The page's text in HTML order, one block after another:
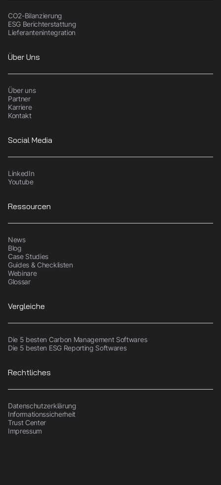
CO2-Bilanzierung
ESG Berichterstattung
Lieferantenintegration
Über Uns
Über uns
Partner
Karriere
Kontakt
Social Media
LinkedIn
Youtube
Ressourcen
News
Blog
Case Studies
Guides & Checklisten
Webinare
Glossar
Vergleiche
Die 5 besten Carbon Management Softwares
Die 5 besten ESG Reporting Softwares
Rechtliches
Datenschutzerklärung
Informationssicherheit
Trust Center
Impressum